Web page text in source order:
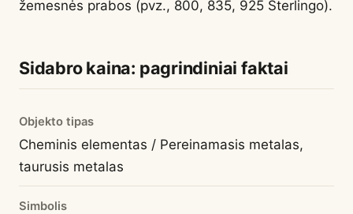
žemesnės prabos (pvz., 800, 835, 925 Sterlingo).
Sidabro kaina: pagrindiniai faktai
Objekto tipas
Cheminis elementas / Pereinamasis metalas,
taurusis metalas
Simbolis